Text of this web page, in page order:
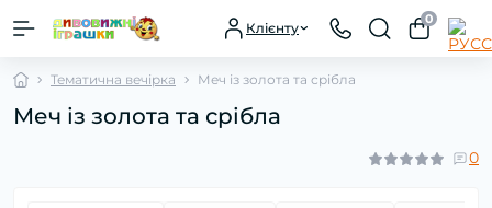
Клієнту
0
Тематична вечірка Меч із золота та срібла
Меч із золота та срібла
0